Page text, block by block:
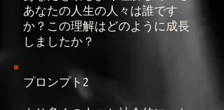
あなたの人生の人々は誰です
か？この理解はどのように成長
しましたか？
プロンプト2